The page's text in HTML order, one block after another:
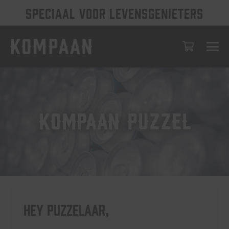
SPECIAAL VOOR LEVENSGENIETERS
HEY PUZZELAAR,